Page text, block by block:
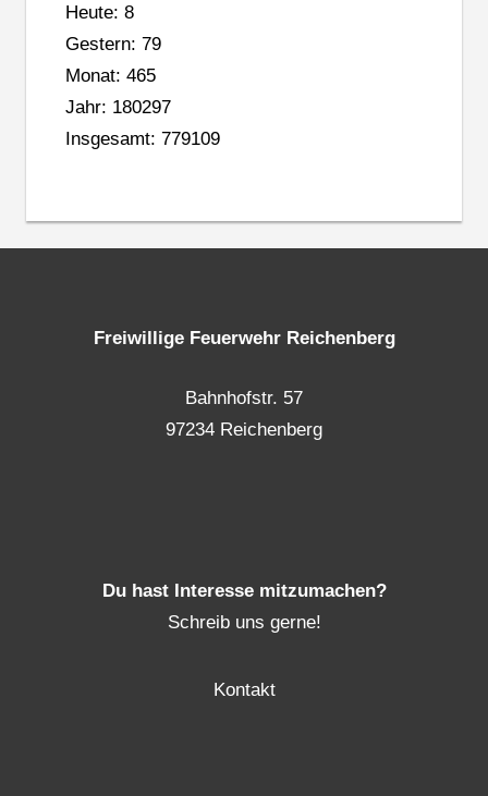
Heute: 8
Gestern: 79
Monat: 465
Jahr: 180297
Insgesamt: 779109
Freiwillige Feuerwehr Reichenberg
Bahnhofstr. 57
97234 Reichenberg
Du hast Interesse mitzumachen?
Schreib uns gerne!
Kontakt